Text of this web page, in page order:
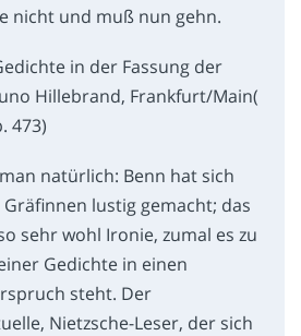
nicht und muß nun gehn.
in der Fassung der
Hillebrand, Frankfurt/Main(
473)
natürlich: Benn hat sich
lustig gemacht; das
sehr wohl Ironie, zumal es zu
Gedichte in einen
steht. Der
Nietzsche-Leser, der sich